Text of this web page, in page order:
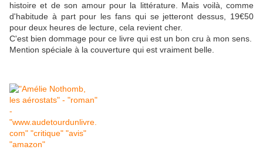
histoire et de son amour pour la littérature. Mais voilà, comme
d'habitude à part pour les fans qui se jetteront dessus, 19€50
pour deux heures de lecture, cela revient cher.
C'est bien dommage pour ce livre qui est un bon cru à mon sens.
Mention spéciale à la couverture qui est vraiment belle.